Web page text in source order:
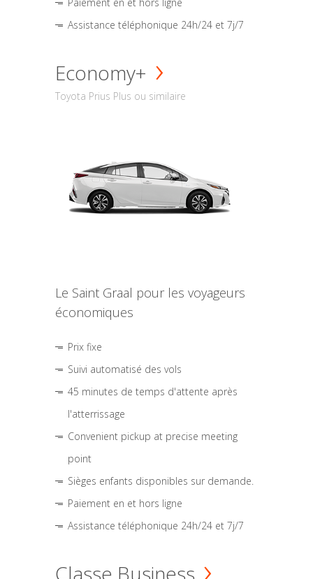
Assistance téléphonique 24h/24 et 7j/7
Economy+
Toyota Prius Plus ou similaire
Le Saint Graal pour les voyageurs
économiques
Prix fixe
Suivi automatisé des vols
45 minutes de temps d'attente après
l'atterrissage
Convenient pickup at precise meeting
point
Sièges enfants disponibles sur demande.
Paiement en et hors ligne
Assistance téléphonique 24h/24 et 7j/7
Classe Business